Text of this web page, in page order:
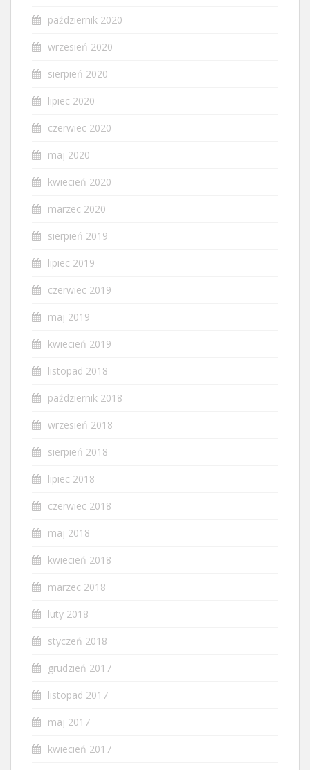
październik 2020
wrzesień 2020
sierpień 2020
lipiec 2020
czerwiec 2020
maj 2020
kwiecień 2020
marzec 2020
sierpień 2019
lipiec 2019
czerwiec 2019
maj 2019
kwiecień 2019
listopad 2018
październik 2018
wrzesień 2018
sierpień 2018
lipiec 2018
czerwiec 2018
maj 2018
kwiecień 2018
marzec 2018
luty 2018
styczeń 2018
grudzień 2017
listopad 2017
maj 2017
kwiecień 2017